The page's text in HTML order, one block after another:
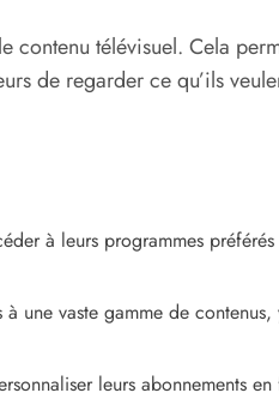
contenu télévisuel. Cela
de regarder ce qu’ils
à leurs programmes
à une vaste gamme de
leurs abonnements